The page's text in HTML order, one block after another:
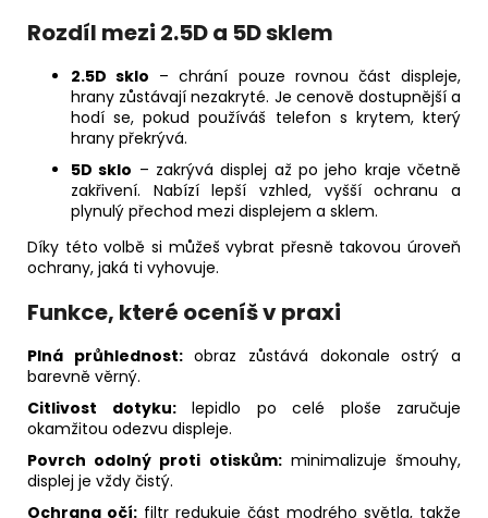
Rozdíl mezi 2.5D a 5D sklem
2.5D sklo – chrání pouze rovnou část displeje,
hrany zůstávají nezakryté. Je cenově dostupnější a
hodí se, pokud používáš telefon s krytem, který
hrany překrývá.
5D sklo – zakrývá displej až po jeho kraje včetně
zakřivení. Nabízí lepší vzhled, vyšší ochranu a
plynulý přechod mezi displejem a sklem.
Díky této volbě si můžeš vybrat přesně takovou úroveň
ochrany, jaká ti vyhovuje.
Funkce, které oceníš v praxi
Plná průhlednost:obraz zůstává dokonale ostrý a
barevně věrný.
Citlivost dotyku:lepidlo po celé ploše zaručuje
okamžitou odezvu displeje.
Povrch odolný proti otiskům:minimalizuje šmouhy,
displej je vždy čistý.
Ochrana očí: filtr redukuje část modrého světla, takže